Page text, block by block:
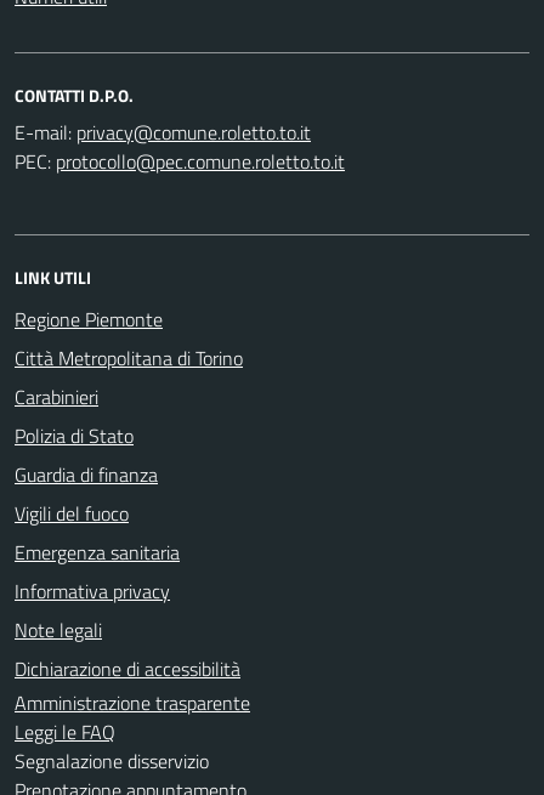
CONTATTI D.P.O.
E-mail:
PEC:
LINK UTILI
Regione Piemonte
Città Metropolitana di Torino
Carabinieri
Polizia di Stato
Guardia di finanza
Vigili del fuoco
Emergenza sanitaria
Informativa privacy
Note legali
Dichiarazione di accessibilità
Amministrazione trasparente
Leggi le FAQ
Segnalazione disservizio